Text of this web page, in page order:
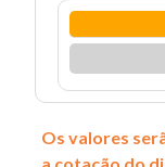
Os valores